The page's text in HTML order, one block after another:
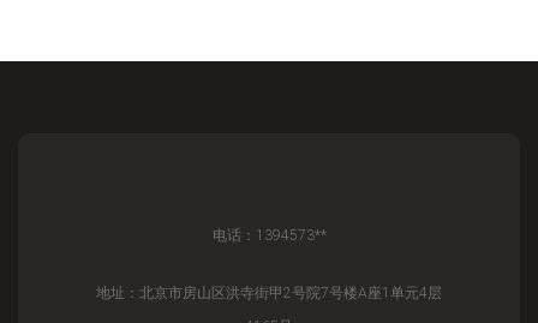
电话：1394573**
地址：北京市房山区洪寺街甲2号院7号楼A座1单元4层